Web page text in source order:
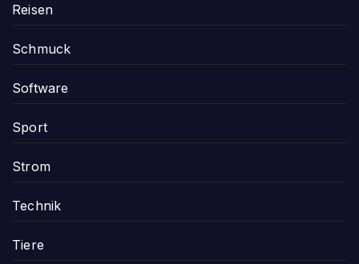
Reisen
Schmuck
Software
Sport
Strom
Technik
Tiere